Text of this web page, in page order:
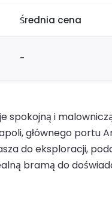
Średnia cena
-
i
głównego portu
do eksploracji,
bramą do